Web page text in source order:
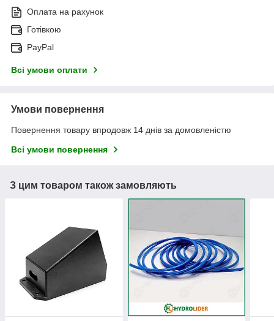
Оплата на рахунок
Готівкою
PayPal
Всі умови оплати
Умови повернення
Повернення товару впродовж 14 днів за домовленістю
Всі умови повернення
З цим товаром також замовляють